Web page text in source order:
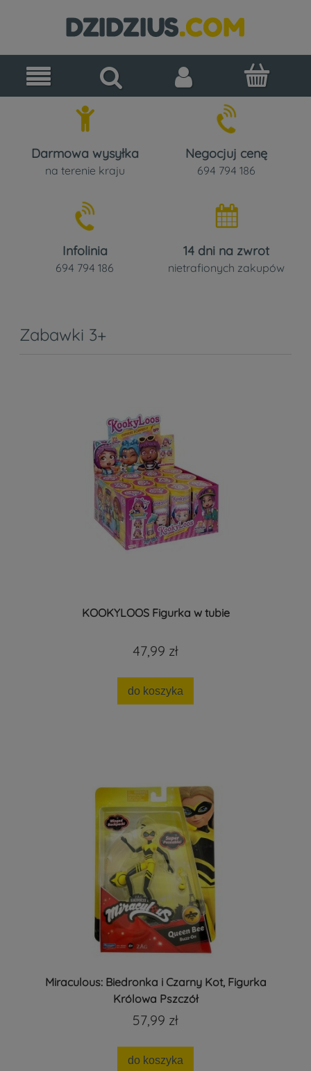
Darmowa wysyłka
na terenie kraju
Negocjuj cenę
694 794 186
Infolinia
694 794 186
14 dni na zwrot
nietrafionych zakupów
Zabawki 3+
KOOKYLOOS Figurka w tubie
47,99 zł
do koszyka
Miraculous: Biedronka i Czarny Kot, Figurka
Królowa Pszczół
57,99 zł
do koszyka